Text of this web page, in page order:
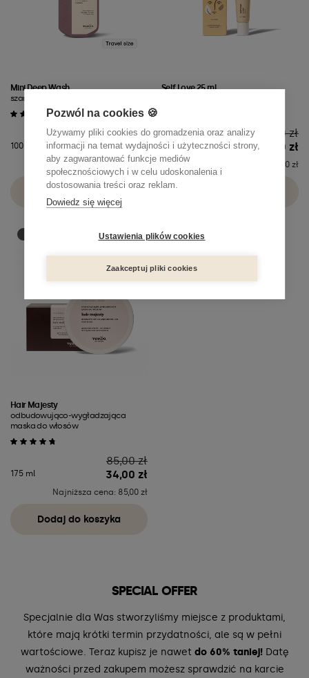
Mini Deep Wash
szampon mocno oczyszczający
100 ml
Cena
16,90 zł
10,99 zł
Najniższa cena: 16,90 zł
Dodaj do koszyka
Self Love 25 ml
25 ml
Cena
79,00 zł
31,60 zł
Najniższa cena: 79,00 zł
Hair Majesty
odbudowująco-wygładzająca
maska do włosów
175 ml
85,00 zł
34,00 zł
Najniższa cena: 85,00 zł
Dodaj do koszyka
SPECIAL OFFER
Specjalnie dla Was stworzyliśmy miejsce z produktami,
które mają krótki termin przydatności, ale są w pełni
wartościowe. Teraz kupisz je nawet do 60% taniej!Datę
ważności przed zakupem możesz sprawdzić na karcie
Pozwól na cookies 🍪
Używamy pliki cookies do gromadzenia oraz analizy
informacji na temat wydajności i użyteczności strony,
aby zagwarantować funkcje mediów
społecznościowych i w celu udoskonalenia i
dostosowania treści oraz reklam.
Dowiedz się więcej
Ustawienia plików cookies
Zaakceptuj pliki cookies